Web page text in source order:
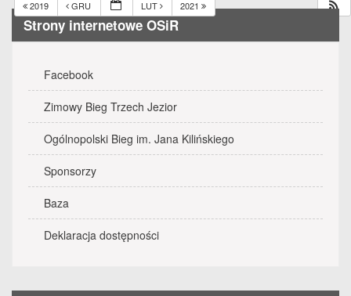
2019 GRU LUT 2021
Strony internetowe OSiR
Facebook
Zimowy Bieg Trzech Jezior
Ogólnopolski Bieg im. Jana Kilińskiego
Sponsorzy
Baza
Deklaracja dostępności